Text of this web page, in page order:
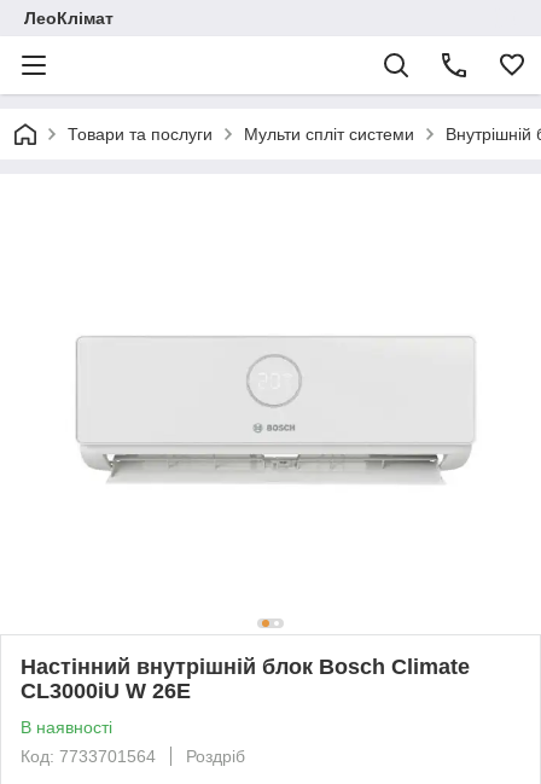
ЛеоКлімат
Товари та послуги Мульти спліт системи Внутрішній
Настінний внутрішній блок Bosch Climate
CL3000iU W 26E
В наявності
Код: 7733701564
Роздріб